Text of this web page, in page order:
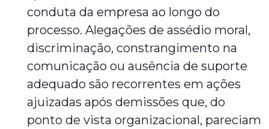
conduta da empresa ao longo do
processo. Alegações de assédio moral,
discriminação, constrangimento na
comunicação ou ausência de suporte
adequado são recorrentes em ações
ajuizadas após demissões que, do
ponto de vista organizacional, pareciam